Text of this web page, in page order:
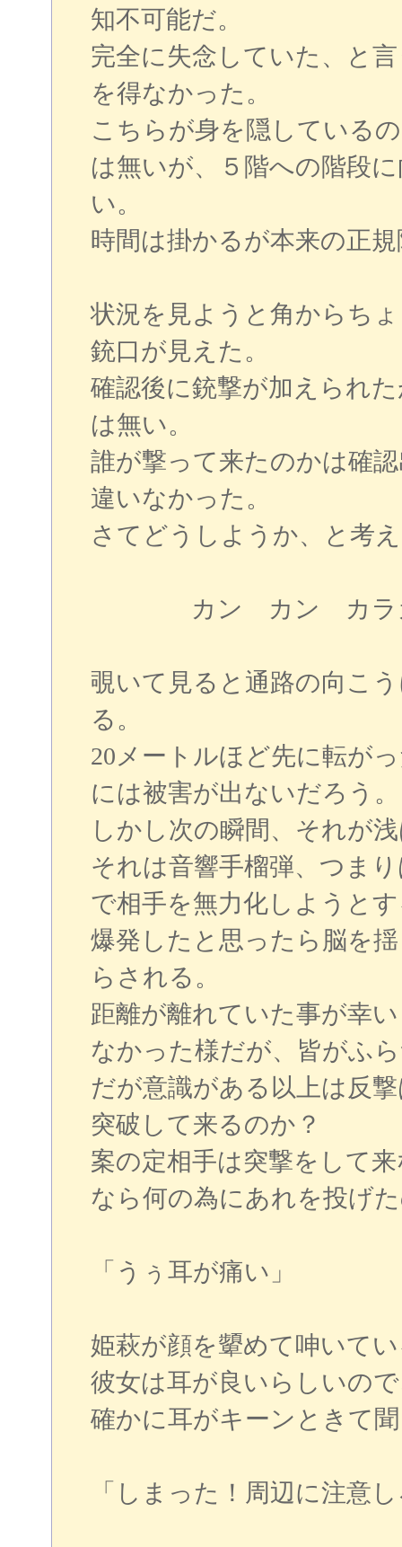
知不可能だ。
完全に失念していた、と
を得なかった。
こちらが身を隠している
は無いが、５階への階段
い。
時間は掛かるが本来の正
状況を見ようと角からち
銃口が見えた。
確認後に銃撃が加えられ
は無い。
誰が撃って来たのかは確
違いなかった。
さてどうしようか、と考
カン カン カラ
覗いて見ると通路の向こ
る。
20メートルほど先に転が
には被害が出ないだろう。
しかし次の瞬間、それが
それは音響手榴弾、つま
で相手を無力化しようと
爆発したと思ったら脳を
らされる。
距離が離れていた事が幸
なかった様だが、皆がふ
だが意識がある以上は反
突破して来るのか？
案の定相手は突撃をして
なら何の為にあれを投げ
「うぅ耳が痛い」
姫萩が顔を顰めて呻いて
彼女は耳が良いらしいの
確かに耳がキーンときて
「しまった！周辺に注意